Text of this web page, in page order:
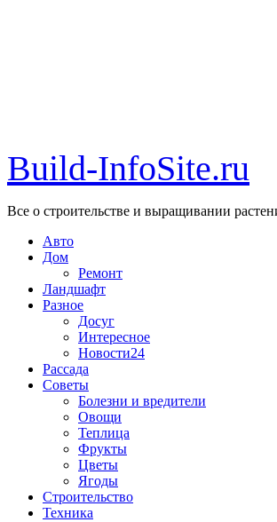
Build-InfoSite.ru
Все о строительстве и выращивании
Авто
Дом
Ремонт
Ландшафт
Разное
Досуг
Интересное
Новости24
Рассада
Советы
Болезни и вредители
Овощи
Теплица
Фрукты
Цветы
Ягоды
Строительство
Техника